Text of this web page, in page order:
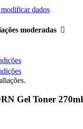
dados
moderadas 
Gel Toner 270ml